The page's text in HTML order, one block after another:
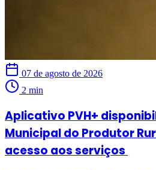
07 de agosto de 2026
2 min
Aplicativo PVH+
Municipal do Produtor
acesso aos serviços